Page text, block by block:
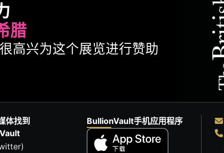
腊
高兴为这个展览进行赞助
体找到
BullionVault手机应用程序